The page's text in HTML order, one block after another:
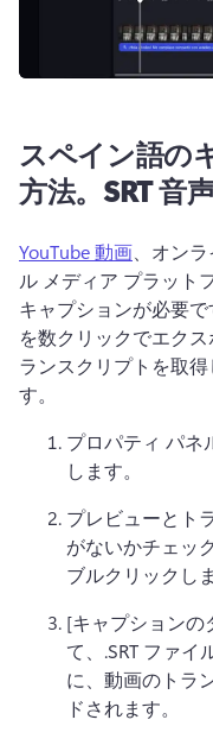
スペイン語の
方法。 SRT 音
YouTube 動画、オン
ル メディア プラット
キャプションが必要で
を数クリックでエク
ランスクリプトを取得
す。
プロパティ パネ
します。
プレビューとト
がないかチェッ
ブルクリックしま
[キャプションの
て、 .SRT ファイ
に、動画のトラ
ドされます。